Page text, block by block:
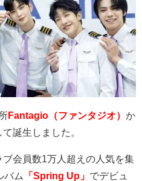
Fantagio（ファンタジオ） か
誕生しました。
ブ会員数1 万人超えの人気を集
バム 「Spring Up」 でデビュ